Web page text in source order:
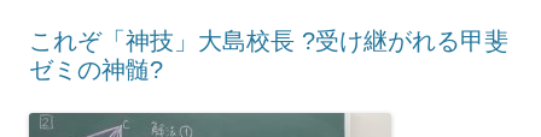
これぞ「神技」大島校長 ?受け継がれる甲斐
ゼミの神髄?